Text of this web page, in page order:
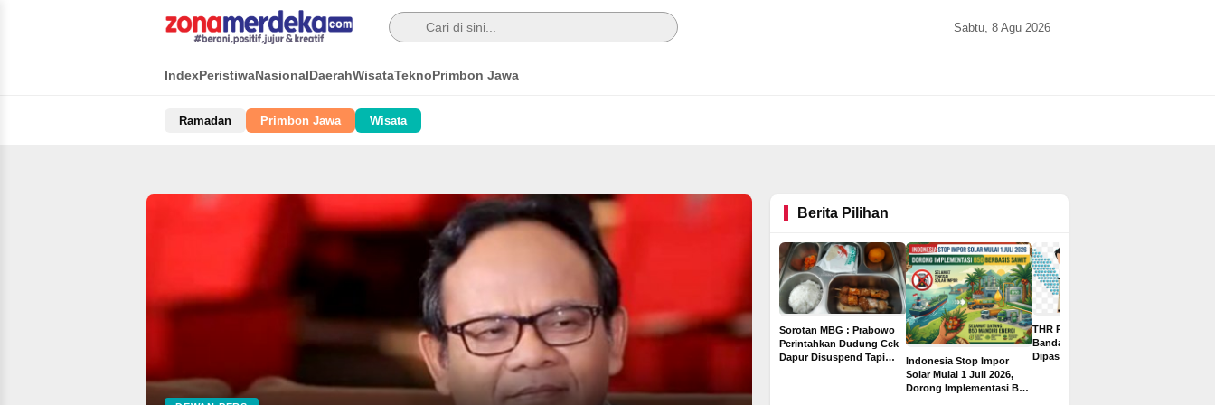
Sabtu, 8 Agu 2026
IndexPeristiwaNasionalDaerahWisataTeknoPrimbon Jawa
Ramadan Primbon Jawa Wisata
Berita Pilihan
Rumah Bermasalah di
Sorotan MBG : Prabowo
Perintahkan Dudung Cek
Dapur Disuspend Tapi
Indonesia Stop Impor
Solar Mulai 1 Juli 2026,
Dorong Implementasi B50
THR PPPK Paruh Waktu
Bandar Lampung
Dipastikan Cair Rp500